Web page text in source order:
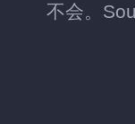
不会。